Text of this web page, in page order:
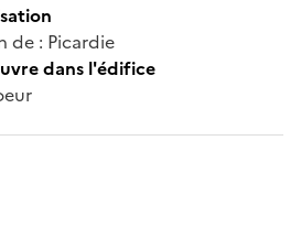
de : Picardie
dans l'édifice